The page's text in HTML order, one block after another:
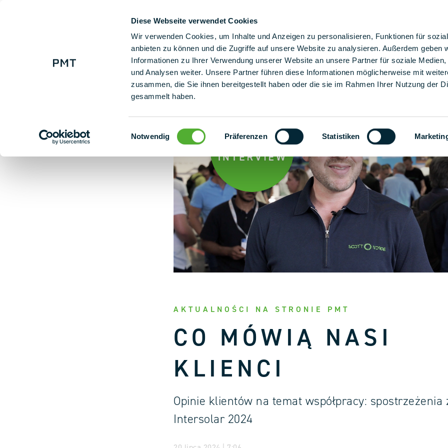
Diese Webseite verwendet Cookies
Wir verwenden Cookies, um Inhalte und Anzeigen zu personalisieren, Funktionen für
anbieten zu können und die Zugriffe auf unsere Website zu analysieren. Außerdem geben
Informationen zu Ihrer Verwendung unserer Website an unsere Partner für soziale Medien,
und Analysen weiter. Unsere Partner führen diese Informationen möglicherweise mit
zusammen, die Sie ihnen bereitgestellt haben oder die sie im Rahmen Ihrer Nutzung der
gesammelt haben.
Einwilligungsauswahl
Notwendig Präferenzen Statistiken
+ 49 (0) 9225 95500 Nasze rozwiązania montażowe
AKTUALNOŚCI NA STRONIE PMT
CO MÓWIĄ NASI
KLIENCI
Opinie klientów na temat współpracy: spostrzeżenia
Intersolar 2024